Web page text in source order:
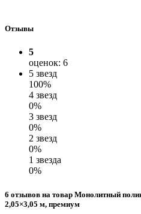
Отзывы
5
оценок: 6
5 звезд
100%
4 звезд
0%
3 звезд
0%
2 звезд
0%
1 звезда
0%
6 отзывов на товар Монолитный
2,05×3,05 м, премиум